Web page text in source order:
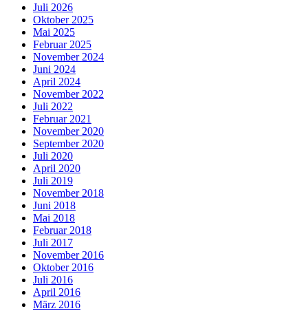
Juli 2026
Oktober 2025
Mai 2025
Februar 2025
November 2024
Juni 2024
April 2024
November 2022
Juli 2022
Februar 2021
November 2020
September 2020
Juli 2020
April 2020
Juli 2019
November 2018
Juni 2018
Mai 2018
Februar 2018
Juli 2017
November 2016
Oktober 2016
Juli 2016
April 2016
März 2016